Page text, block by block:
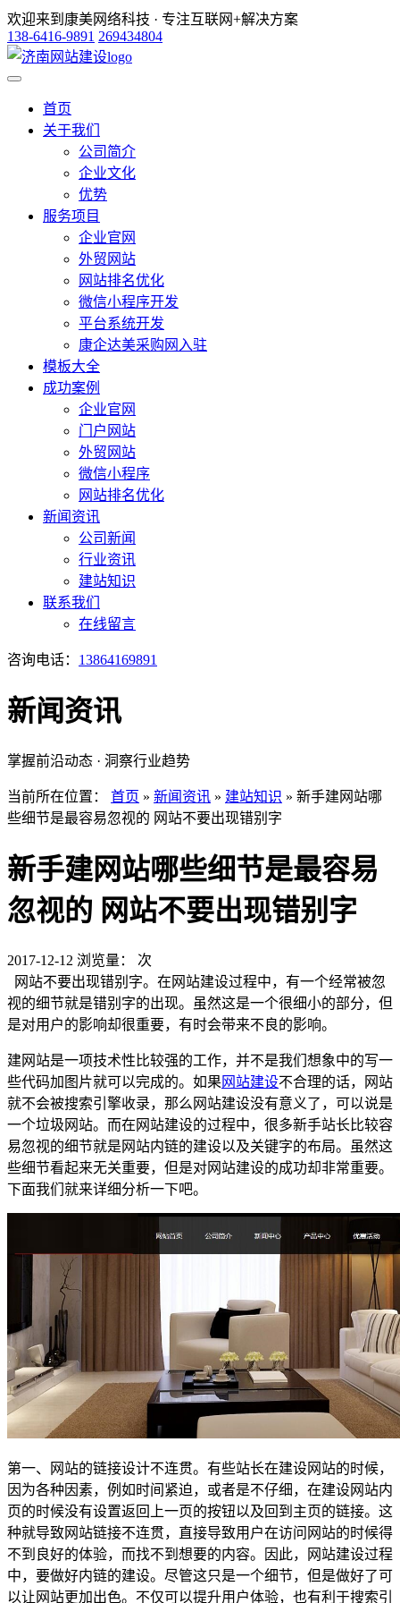
欢迎来到康美网络科技 · 专注互联网+解决方案
138-6416-9891 269434804
首页
关于我们
公司简介
企业文化
优势
服务项目
企业官网
外贸网站
网站排名优化
微信小程序开发
平台系统开发
康企达美采购网入驻
模板大全
成功案例
企业官网
门户网站
外贸网站
微信小程序
网站排名优化
新闻资讯
公司新闻
行业资讯
建站知识
联系我们
在线留言
咨询电话： 13864169891
新闻资讯
掌握前沿动态 · 洞察行业趋势
当前所在位置： 首页 » 新闻资讯 » 建站知识 » 新手建网站哪
些细节是最容易忽视的 网站不要出现错别字
新手建网站哪些细节是最容易
忽视的 网站不要出现错别字
2017-12-12 浏览量：
次
网站不要出现错别字。在网站建设过程中，有一个经常被忽
视的细节就是错别字的出现。虽然这是一个很细小的部分，但
是对用户的影响却很重要，有时会带来不良的影响。
建网站是一项技术性比较强的工作，并不是我们想象中的写一
些代码加图片就可以完成的。如果 网站建设不合理的话，网站
就不会被搜索引擎收录，那么网站建设没有意义了，可以说是
一个垃圾网站。而在网站建设的过程中，很多新手站长比较容
易忽视的细节就是网站内链的建设以及关键字的布局。虽然这
些细节看起来无关重要，但是对网站建设的成功却非常重要。
下面我们就来详细分析一下吧。
第一、网站的链接设计不连贯。有些站长在建设网站的时候，
因为各种因素，例如时间紧迫，或者是不仔细，在建设网站内
页的时候没有设置返回上一页的按钮以及回到主页的链接。这
种就导致网站链接不连贯，直接导致用户在访问网站的时候得
不到良好的体验，而找不到想要的内容。因此，网站建设过程
中，要做好内链的建设。尽管这只是一个细节，但是做好了可
以让网站更加出色。不仅可以提升用户体验，也有利于搜索引